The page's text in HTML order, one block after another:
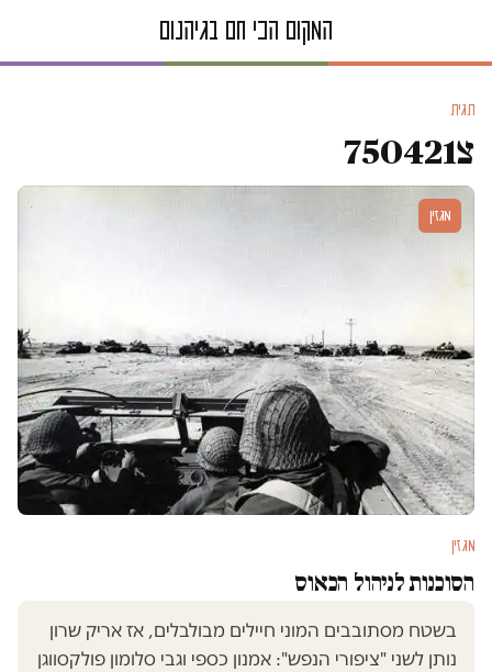
תגית
צ750421
מגזין
מגזין
הסוכנות לניהול הכאוס
בשטח מסתובבים המוני חיילים מבולבלים, אז אריק שרון
נותן לשני "ציפורי הנפש": אמנון כספי וגבי סלומון פולקסווגן